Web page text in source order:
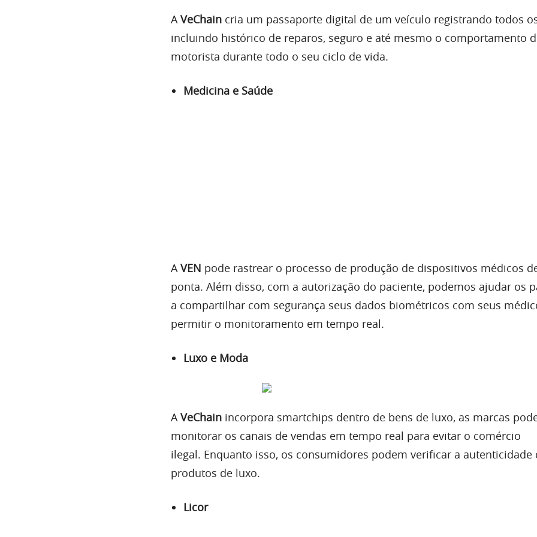
A VENpode rastrear o processo de produção de dispositivos médicos de
ponta. Além disso, com a autorização do paciente, podemos ajudar os
a compartilhar com segurança seus dados biométricos com seus
Licor
AVeChaincriou uma plataforma de rastreamento e autenticação para
vinho, os dados do vinho em cada etapa do processo de produção foram
armazenem dados relevantes antes de chegar ao seu destino. Essa